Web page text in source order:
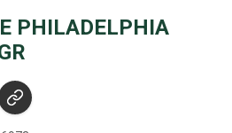
PHILADELPHIA